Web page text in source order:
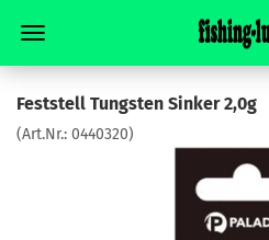
Feststell Tungsten Sinker 2,0g
(Art.Nr.: 0440320)